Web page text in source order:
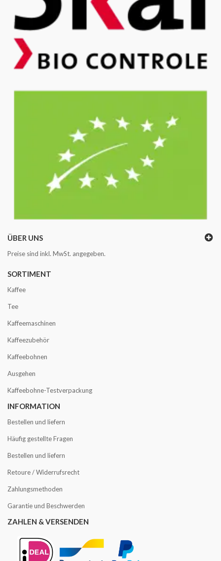
ÜBER UNS
Preise sind inkl. MwSt. angegeben.
SORTIMENT
Kaffee
Tee
Kaffeemaschinen
Kaffeezubehör
Kaffeebohnen
Ausgehen
Kaffeebohne-Testverpackung
INFORMATION
Bestellen und liefern
Häufig gestellte Fragen
Bestellen und liefern
Retoure / Widerrufsrecht
Zahlungsmethoden
Garantie und Beschwerden
ZAHLEN & VERSENDEN